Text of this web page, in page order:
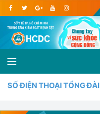
SỐ ĐIỆN THOẠI TỔNG ĐÀI